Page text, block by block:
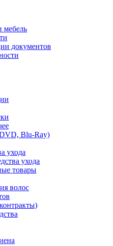
мебель
документов
Blu-Ray)
ухода
ухода
товары
волос